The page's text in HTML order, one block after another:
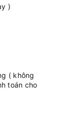
)
( không
toán cho